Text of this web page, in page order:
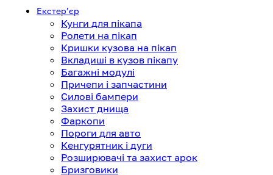
Екстерʼєр
Кунги для пікапа
Ролети на пікап
Кришки кузова на пікап
Вкладиші в кузов пікапу
Багажні модулі
Причепи і запчастини
Силові бампери
Захист днища
Фаркопи
Пороги для авто
Кенгурятник і дуги
Розширювачі та захист арок
Бризговики